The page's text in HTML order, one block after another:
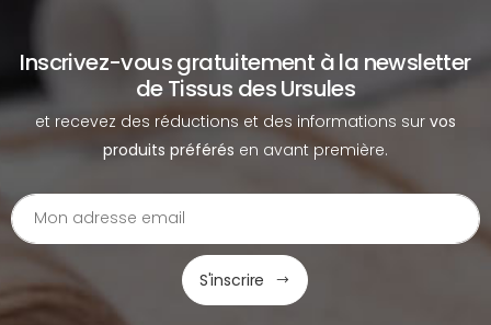
Inscrivez-vous gratuitement à la newsletter
de Tissus des Ursules
et recevez des réductions et des informations sur vos
produits préférés en avant première.
S'inscrire